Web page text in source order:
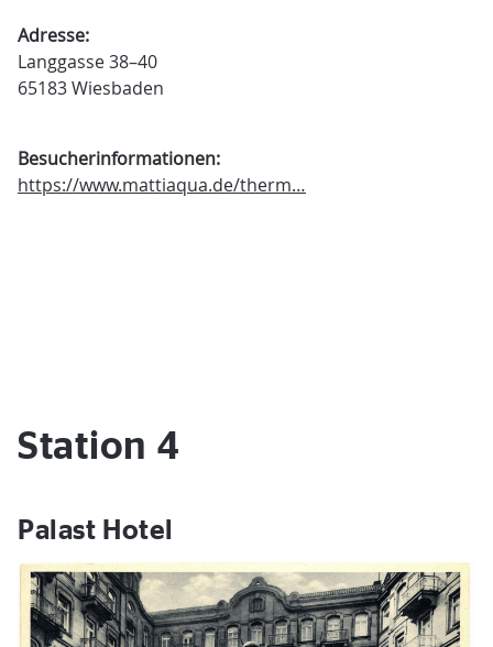
Adresse:
Langgasse 38–40
65183 Wiesbaden
Besucherinformationen:
https://www.mattiaqua.de/therm…
Station 4
Palast Hotel